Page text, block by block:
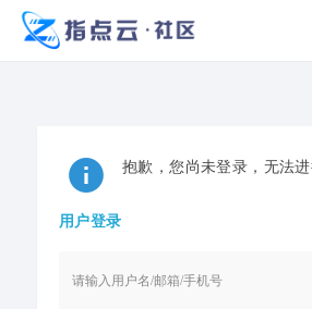
抱歉，您尚未登录，无法
用户登录